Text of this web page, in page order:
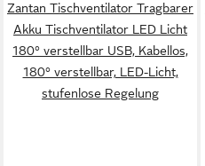
Zantan Tischventilator Tragbarer
Akku Tischventilator LED Licht
180° verstellbar USB, Kabellos,
180° verstellbar, LED-Licht,
stufenlose Regelung